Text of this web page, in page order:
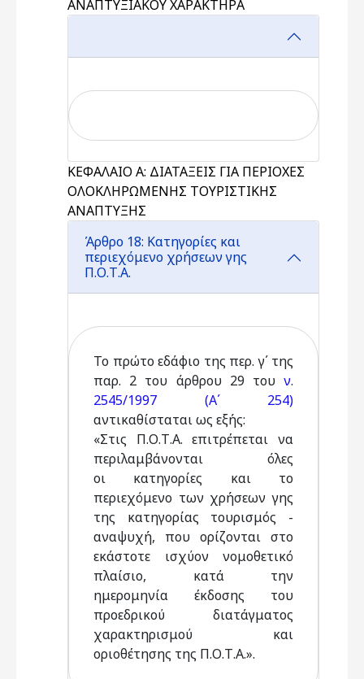
ΑΝΑΠΤΥΞΙΑΚΟΥ ΧΑΡΑΚΤΗΡΑ
ΚΕΦΑΛΑΙΟ Α: ΔΙΑΤΑΞΕΙΣ ΓΙΑ ΠΕΡΙΟΧΕΣ
ΟΛΟΚΛΗΡΩΜΕΝΗΣ ΤΟΥΡΙΣΤΙΚΗΣ
ΑΝΑΠΤΥΞΗΣ
Άρθρο 18: Κατηγορίες και
περιεχόμενο χρήσεων γης
Π.Ο.Τ.Α.
Το πρώτο εδάφιο της περ. γ΄ της
παρ. 2 του άρθρου 29 του ν.
2545/1997 (Α΄ 254)
αντικαθίσταται ως εξής:
«Στις Π.Ο.Τ.Α. επιτρέπεται να
περιλαμβάνονται όλες
οι κατηγορίες και το
περιεχόμενο των χρήσεων γης
της κατηγορίας τουρισμός -
αναψυχή, που ορίζονται στο
εκάστοτε ισχύον νομοθετικό
πλαίσιο, κατά την
ημερομηνία έκδοσης του
προεδρικού διατάγματος
χαρακτηρισμού και
οριοθέτησης της Π.Ο.Τ.Α.».